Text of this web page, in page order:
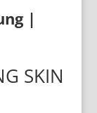
|
SKIN